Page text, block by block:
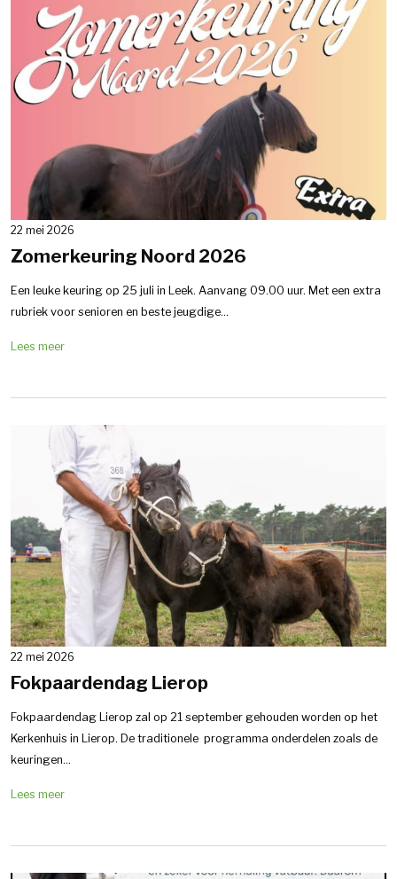
22 mei 2026
Zomerkeuring Noord 2026
Een leuke keuring op 25 juli in Leek. Aanvang 09.00 uur. Met een extra
rubriek voor senioren en beste jeugdige...
Lees meer
22 mei 2026
Fokpaardendag Lierop
Fokpaardendag Lierop zal op 21 september gehouden worden op het
Kerkenhuis in Lierop. De traditionele programma onderdelen zoals de
keuringen...
Lees meer